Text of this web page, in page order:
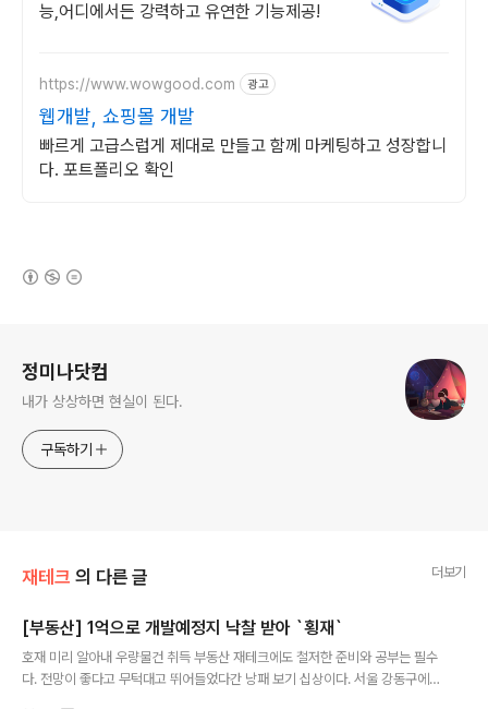
능,어디에서든 강력하고 유연한 기능제공!
https://www.wowgood.com 광고
웹개발, 쇼핑몰 개발
빠르게 고급스럽게 제대로 만들고 함께 마케팅하고 성장합니
다. 포트폴리오 확인
정미나닷컴
내가 상상하면 현실이 된다.
구독하기
재테크 의 다른 글 더보기
[부동산] 1억으로 개발예정지 낙찰 받아 `횡재`
호재 미리 알아내 우량물건 취득 부동산 재테크에도 철저한 준비와 공부는 필수
다. 전망이 좋다고 무턱대고 뛰어들었다간 낭패 보기 십상이다. 서울 강동구에